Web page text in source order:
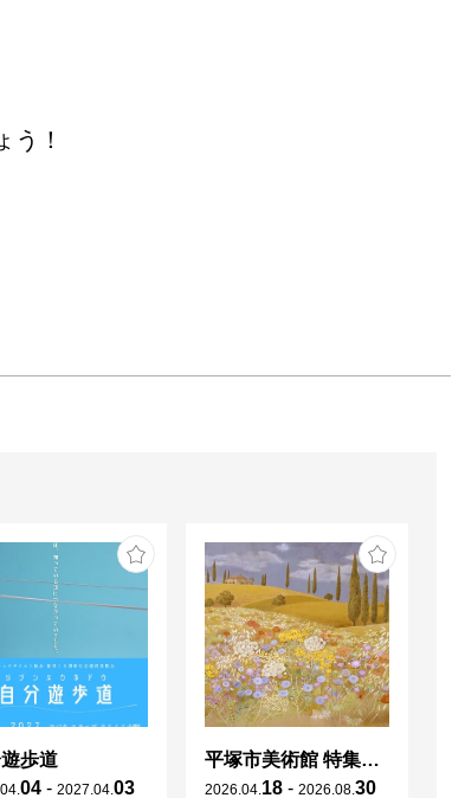
う！
歩道
04 04 - 2027 04 03
平塚市美術館 特集展 花の表現、その多様性／特別展示 新収蔵品展
2026 04 18 - 2026 08 30